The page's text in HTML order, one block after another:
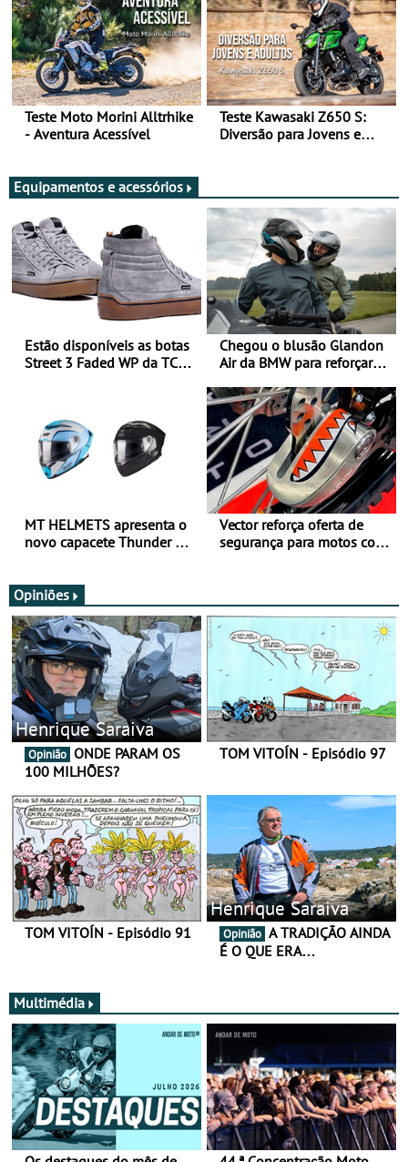
Teste Moto Morini Alltrhike
- Aventura Acessível
Teste Kawasaki Z650 S:
Diversão para Jovens e
Equipamentos e acessórios
Estão disponíveis as botas
Street 3 Faded WP da TCX
Chegou o blusão Glandon
Air da BMW para reforçar
verão
MT HELMETS apresenta o
novo capacete Thunder 4 R
Vector reforça oferta de
segurança para motos com
Opiniões
Henrique Saraiva
Opinião
100 MILHÕES?
TOM VITOÍN - Episódio 97
TOM VITOÍN - Episódio 91
Henrique Saraiva
Opinião
É O QUE ERA…
Multimédia